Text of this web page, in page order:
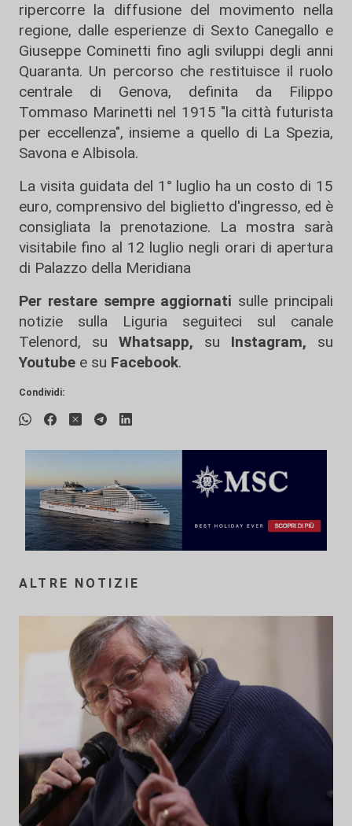
ripercorre la diffusione del movimento nella
regione, dalle esperienze di Sexto Canegallo e
Giuseppe Cominetti fino agli sviluppi degli anni
Quaranta. Un percorso che restituisce il ruolo
centrale di Genova, definita da Filippo
Tommaso Marinetti nel 1915 "la città futurista
per eccellenza", insieme a quello di La Spezia,
Savona e Albisola.
La visita guidata del 1° luglio ha un costo di 15
euro, comprensivo del biglietto d'ingresso, ed è
consigliata la prenotazione. La mostra sarà
visitabile fino al 12 luglio negli orari di apertura
di Palazzo della Meridiana
Per restare sempre aggiornati sulle principali
notizie sulla Liguria seguiteci sul canale
Telenord, su
Whatsapp, su Instagram, su
Youtube e su Facebook.
Condividi:
ALTRE NOTIZIE